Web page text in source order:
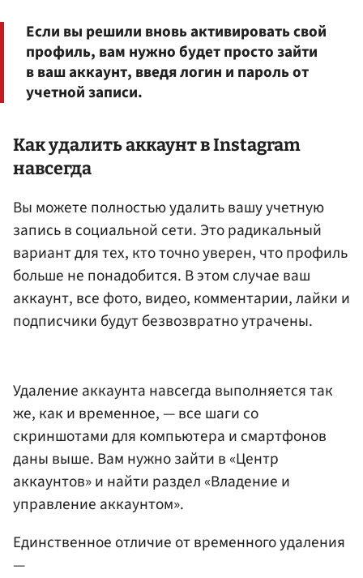
Если вы решили вновь активировать свой
профиль, вам нужно будет просто зайти
в ваш аккаунт, введя логин и пароль от
учетной записи.
Как удалить аккаунт в Instagram
навсегда
Вы можете полностью удалить вашу учетную
запись в социальной сети. Это радикальный
вариант для тех, кто точно уверен, что профиль
больше не понадобится. В этом случае ваш
аккаунт, все фото, видео, комментарии, лайки и
подписчики будут безвозвратно утрачены.
Удаление аккаунта навсегда выполняется так
же, как и временное, — все шаги со
скриншотами для компьютера и смартфонов
даны выше. Вам нужно зайти в «Центр
аккаунтов» и найти раздел «Владение и
управление аккаунтом».
Единственное отличие от временного удаления
—